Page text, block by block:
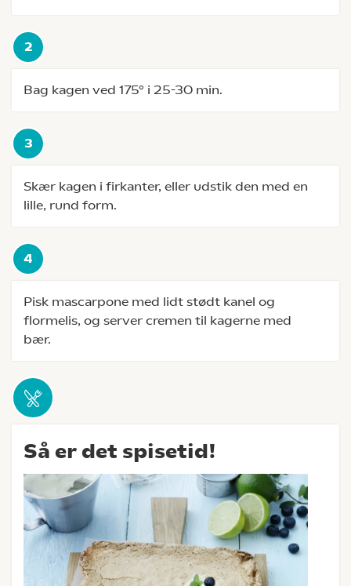
Bag kagen ved 175° i 25-30 min.
Skær kagen i firkanter, eller udstik den med en
lille, rund form.
Pisk mascarpone med lidt stødt kanel og
flormelis, og server cremen til kagerne med
bær.
Så er det spisetid!